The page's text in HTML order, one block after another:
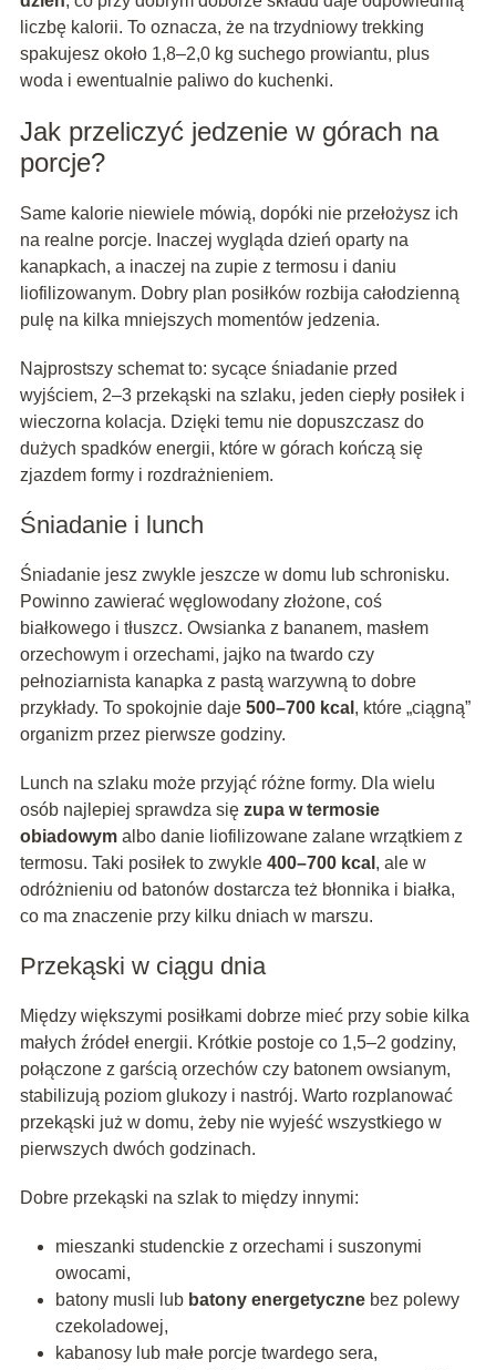
liczbę kalorii. To oznacza, że na trzydniowy trekking
spakujesz około 1,8–2,0 kg suchego prowiantu, plus
woda i ewentualnie paliwo do kuchenki.
Jak przeliczyć jedzenie w górach na
porcje?
Same kalorie niewiele mówią, dopóki nie przełożysz ich
na realne porcje. Inaczej wygląda dzień oparty na
kanapkach, a inaczej na zupie z termosu i daniu
liofilizowanym. Dobry plan posiłków rozbija całodzienną
pulę na kilka mniejszych momentów jedzenia.
Najprostszy schemat to: sycące śniadanie przed
wyjściem, 2–3 przekąski na szlaku, jeden ciepły posiłek i
wieczorna kolacja. Dzięki temu nie dopuszczasz do
dużych spadków energii, które w górach kończą się
zjazdem formy i rozdrażnieniem.
Śniadanie i lunch
Śniadanie jesz zwykle jeszcze w domu lub schronisku.
Powinno zawierać węglowodany złożone, coś
białkowego i tłuszcz. Owsianka z bananem, masłem
orzechowym i orzechami, jajko na twardo czy
pełnoziarnista kanapka z pastą warzywną to dobre
przykłady. To spokojnie daje 500–700 kcal , które „ciągną”
organizm przez pierwsze godziny.
Lunch na szlaku może przyjąć różne formy. Dla wielu
osób najlepiej sprawdza się zupa w termosie
obiadowymalbo danie liofilizowane zalane wrzątkiem z
termosu. Taki posiłek to zwykle 400–700 kcal , ale w
odróżnieniu od batonów dostarcza też błonnika i białka,
co ma znaczenie przy kilku dniach w marszu.
Przekąski w ciągu dnia
Między większymi posiłkami dobrze mieć przy sobie kilka
małych źródeł energii. Krótkie postoje co 1,5–2 godziny,
połączone z garścią orzechów czy batonem owsianym,
stabilizują poziom glukozy i nastrój. Warto rozplanować
przekąski już w domu, żeby nie wyjeść wszystkiego w
pierwszych dwóch godzinach.
Dobre przekąski na szlak to między innymi:
mieszanki studenckie z orzechami i suszonymi
owocami,
batony musli lub batony energetycznebez polewy
czekoladowej,
kabanosy lub małe porcje twardego sera,